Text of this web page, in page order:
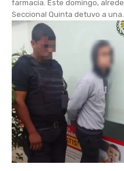
farmacia. Este domingo, alrededor de las 11:50, personal de la
Seccional Quinta detuvo a una...